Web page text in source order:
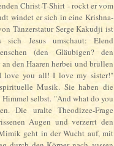
Christ-T-Shirt - rockt er vom
windet er sich in eine Krishna-
Tänzerstatur Serge Kakudji ist
sich Jesus umschaut: Elend
(den Gläubigen? den
den Haaren herbei und brüllen
love you all! I love my sister!"
Musik. Sie haben die
selbst. "And what do you
Die uralte Theodizee-Frage
Augen und verzerrt den
geht in der Wucht auf, mit